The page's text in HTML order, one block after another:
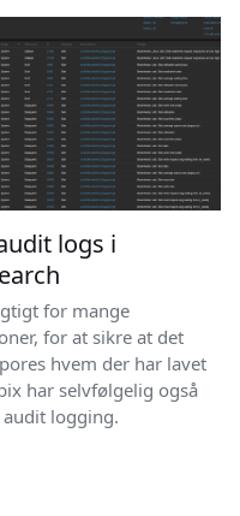
logs i
for mange
for at sikre at det
hvem der har lavet
har selvfølgelig også
logging.